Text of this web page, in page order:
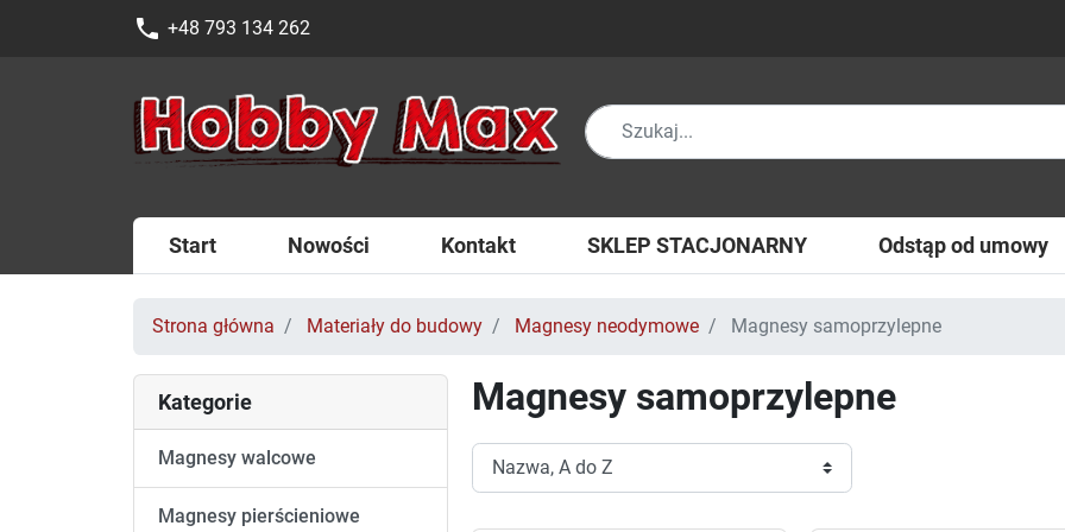
phone +48 793 134 262
Start Nowości Kontakt SKLEP STACJONARNY Odstąp od umowy
Strona główna Materiały do budowy Magnesy neodymowe Magnesy samoprzylepne
Kategorie
Magnesy walcowe
Magnesy pierścieniowe
Magnesy samoprzylepne